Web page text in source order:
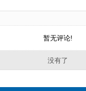
暂无评论!
没有了